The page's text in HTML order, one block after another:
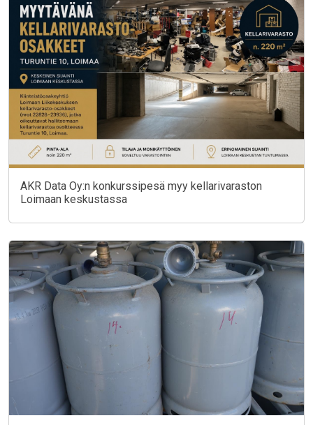
AKR Data Oy:n konkurssipesä myy kellarivaraston
Loimaan keskustassa